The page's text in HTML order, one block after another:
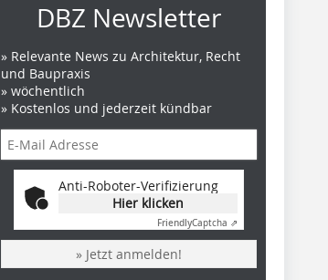
DBZ Newsletter
» Relevante News zu Architektur, Recht
und Baupraxis
» wöchentlich
» Kostenlos und jederzeit kündbar
Anti-Roboter-Verifizierung
Hier klicken
FriendlyCaptcha ⇗
» Jetzt anmelden!